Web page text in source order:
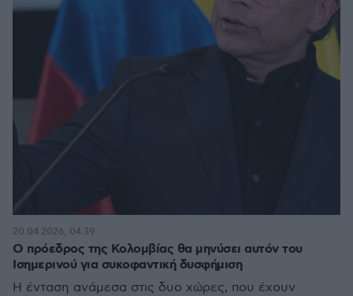
Ο πρόεδρος της Κολομβίας θα μηνύσει αυτόν του
Ισημερινού για συκοφαντική δυσφήμιση
Η ένταση ανάμεσα στις δυο χώρες, που έχουν
20.04.2026, 04:39